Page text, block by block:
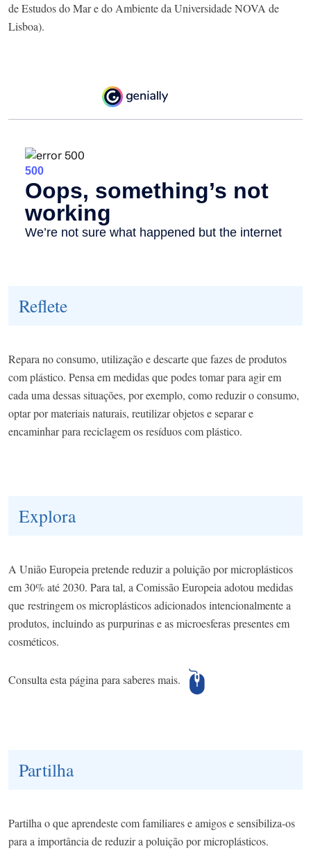
de Estudos do Mar e do Ambiente da Universidade NOVA de
Lisboa).
Reflete
Repara no consumo, utilização e descarte que fazes de produtos
com plástico. Pensa em medidas que podes tomar para agir em
cada uma dessas situações, por exemplo, como reduzir o consumo,
optar por materiais naturais, reutilizar objetos e separar e
encaminhar para reciclagem os resíduos com plástico.
Explora
A União Europeia pretende reduzir a poluição por microplásticos
em 30% até 2030. Para tal, a Comissão Europeia adotou medidas
que restringem os microplásticos adicionados intencionalmente a
produtos, incluindo as purpurinas e as microesferas presentes em
cosméticos.
Consulta esta página para saberes mais.
Partilha
Partilha o que aprendeste com familiares e amigos e sensibiliza-os
para a importância de reduzir a poluição por microplásticos.